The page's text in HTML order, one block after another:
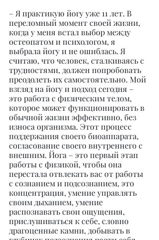
– Я практикую йогу уже 11 лет. В
переломный момент своей жизни,
когда у меня встал выбор между
остеопатом и психологом, я
выбрала йогу и не ошиблась. Я
считаю, что человек, сталкиваясь с
трудностями, должен попробовать
преодолеть их самостоятельно. Мой
взгляд на йогу и подход сегодня –
это работа с физическим телом,
которое может функционировать в
обычной жизни эффективно, без
износа организма. Этот процесс
поддержания своего биоаппарата,
согласование своего внутреннего с
внешним. Йога – это первый этап
работы с физикой, чтобы она
перестала отвлекать вас от работы
с сознанием и подсознанием, это
концентрация, умение управлять
своим дыханием, умение
распознавать свои ощущения,
прислушиваться к себе, словно
драгоценные камни, добывать в